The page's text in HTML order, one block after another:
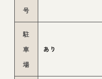
号
駐
車
場
あり